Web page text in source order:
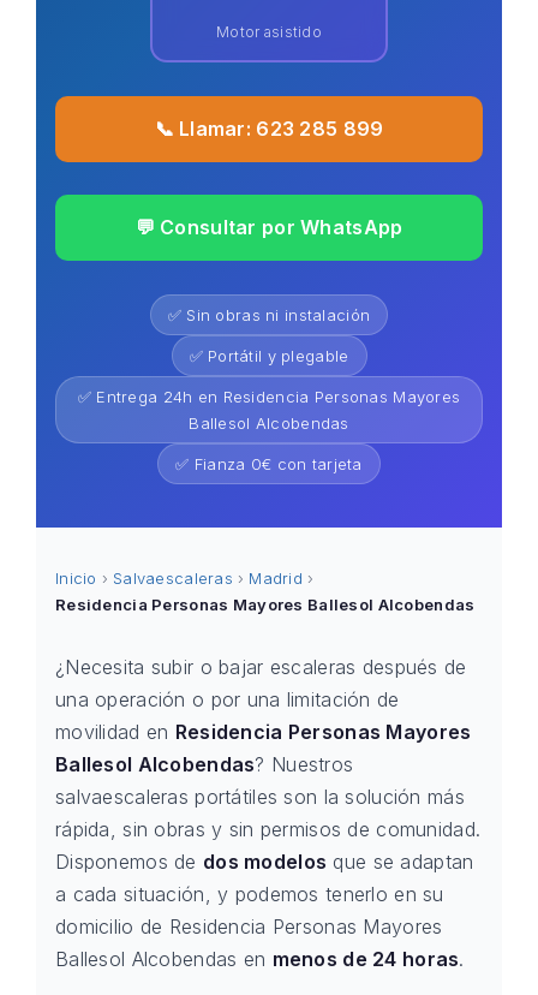
Motor asistido
📞 Llamar: 623 285 899
💬 Consultar por WhatsApp
✅ Sin obras ni instalación
✅ Portátil y plegable
✅ Entrega 24h en Residencia Personas Mayores
Ballesol Alcobendas
✅ Fianza 0€ con tarjeta
Inicio › Salvaescaleras › Madrid ›
Residencia Personas Mayores Ballesol Alcobendas
¿Necesita subir o bajar escaleras después de
una operación o por una limitación de
movilidad en Residencia Personas Mayores
Ballesol Alcobendas? Nuestros
salvaescaleras portátiles son la solución más
rápida, sin obras y sin permisos de comunidad.
Disponemos de dos modelos que se adaptan
a cada situación, y podemos tenerlo en su
domicilio de Residencia Personas Mayores
Ballesol Alcobendas en menos de 24 horas.